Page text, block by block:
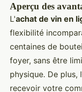
Aperçu des
L'achat de vin en
flexibilité
centaines de
foyer, sans être
physique. De
recevoir votre